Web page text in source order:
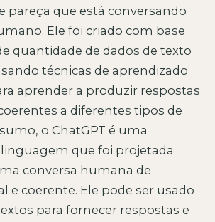
pareça que está conversando
Ele foi criado com base
quantidade de dados de texto
técnicas de aprendizado
aprender a produzir respostas
a diferentes tipos de
o ChatGPT é uma
que foi projetada
conversa humana de
e coerente. Ele pode ser usado
para fornecer respostas e